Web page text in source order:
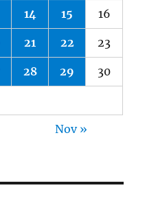
14 15 16
21 22 23
28 29 30
Nov »